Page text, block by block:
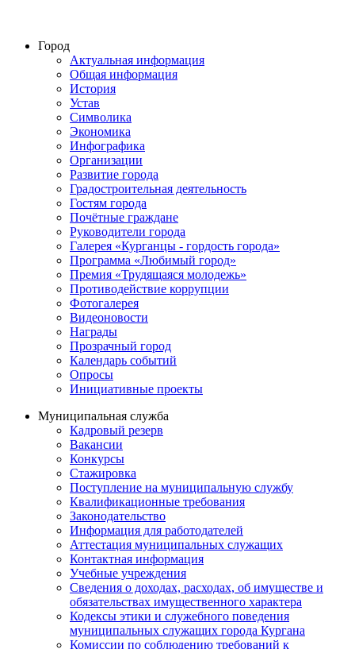
Город
Актуальная информация
Общая информация
История
Устав
Символика
Экономика
Инфографика
Организации
Развитие города
Градостроительная деятельность
Гостям города
Почётные граждане
Руководители города
Галерея «Курганцы - гордость города»
Программа «Любимый город»
Премия «Трудящаяся молодежь»
Противодействие коррупции
Фотогалерея
Видеоновости
Награды
Прозрачный город
Календарь событий
Опросы
Инициативные проекты
Муниципальная служба
Кадровый резерв
Вакансии
Конкурсы
Стажировка
Поступление на муниципальную службу
Квалификационные требования
Законодательство
Информация для работодателей
Аттестация муниципальных служащих
Контактная информация
Учебные учреждения
Сведения о доходах, расходах, об имуществе и
обязательствах имущественного характера
Кодексы этики и служебного поведения
муниципальных служащих города Кургана
Комиссии по соблюдению требований к